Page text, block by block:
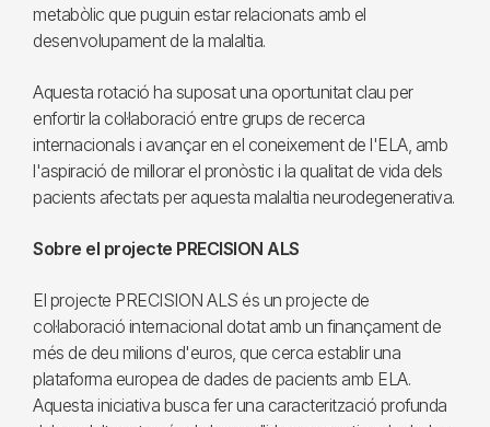
metabòlic que puguin estar relacionats amb el
desenvolupament de la malaltia.
Aquesta rotació ha suposat una oportunitat clau per
enfortir la col·laboració entre grups de recerca
internacionals i avançar en el coneixement de l'ELA, amb
l'aspiració de millorar el pronòstic i la qualitat de vida dels
pacients afectats per aquesta malaltia neurodegenerativa.
Sobre el projecte PRECISION ALS
El projecte PRECISION ALS és un projecte de
col·laboració internacional dotat amb un finançament de
més de deu milions d'euros, que cerca establir una
plataforma europea de dades de pacients amb ELA.
Aquesta iniciativa busca fer una caracterització profunda